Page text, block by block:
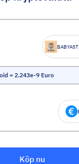
= 2.243e-9 Euro
Köp nu